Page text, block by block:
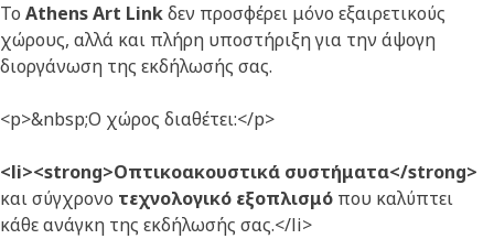
Το Athens Art Linkδεν προσφέρει μόνο εξαιρετικούς
χώρους, αλλά και πλήρη υποστήριξη για την άψογη
διοργάνωση της εκδήλωσής σας.
<p>&nbsp;Ο χώρος διαθέτει:</p>
<li><strong>Οπτικοακουστικά συστήματα</strong>
και σύγχρονο τεχνολογικό εξοπλισμό που καλύπτει
κάθε ανάγκη της εκδήλωσής σας.</li>